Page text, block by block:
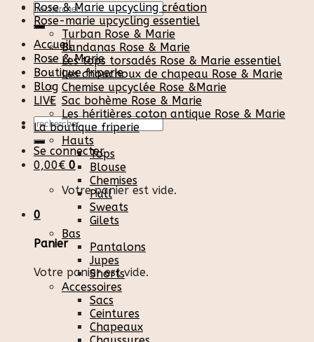
Recherche
pour :
Accueil
Rose & Marie
Boutique friperie
Blog
LIVE
Recherche
pour :
Se connecter
0,00€ 0
Votre panier est vide.
0
Panier
Votre panier est vide.
Rose & Marie upcycling création
Rose-marie upcycling essentiel
Turban Rose & Marie
Bandanas Rose & Marie
Les tops torsadés Rose & Marie essentiel
Les chouchoux de chapeau Rose & Marie
Chemise upcyclée Rose &Marie
Sac bohème Rose & Marie
Les héritières coton antique Rose & Marie
La boutique friperie
Hauts
Tops
Blouse
Chemises
Pull
Sweats
Gilets
Bas
Pantalons
Jupes
Shorts
Accessoires
Sacs
Ceintures
Chapeaux